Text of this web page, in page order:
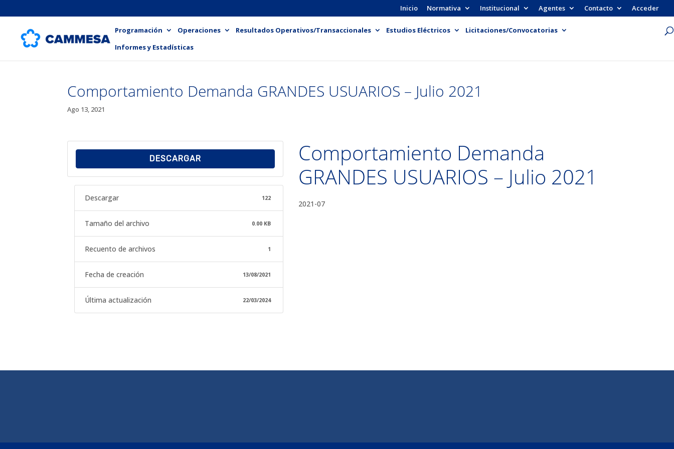
Inicio Normativa Institucional Agentes Contacto Acceder
Programación Operaciones Resultados Operativos/Transaccionales Estudios Eléctricos
Licitaciones/Convocatorias
Informes y Estadísticas
Comportamiento Demanda GRANDES USUARIOS – Julio 2021
Ago 13, 2021
DESCARGAR
Descargar 122
Tamaño del archivo 0.00 KB
Recuento de archivos 1
Fecha de creación 13/08/2021
Última actualización 22/03/2024
Comportamiento Demanda
GRANDES USUARIOS – Julio 2021
2021-07